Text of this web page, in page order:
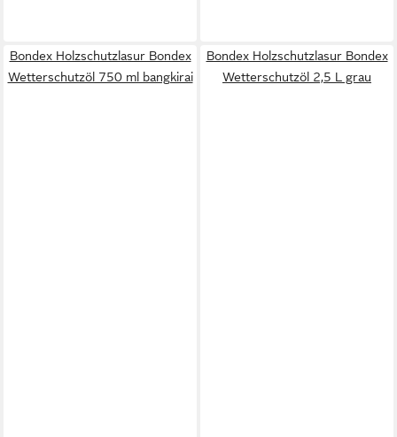
Bondex Holzschutzlasur Bondex
Wetterschutzöl 750 ml bangkirai
Bondex Holzschutzlasur Bondex
Wetterschutzöl 2,5 L grau